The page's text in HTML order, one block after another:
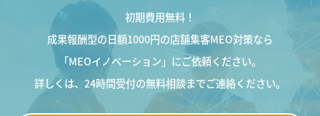
初期費用無料！
成果報酬型の日額1000円の店舗集客MEO対策なら
「MEOイノベーション」にご依頼ください。
詳しくは、24時間受付の無料相談までご連絡ください。